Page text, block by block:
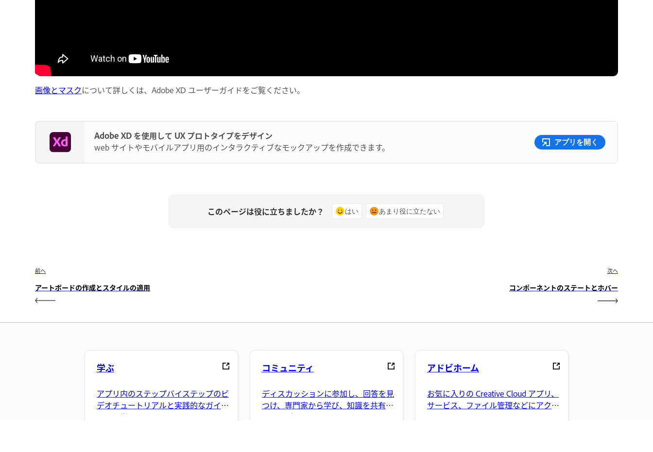
画像とマスクについて詳しくは、Adobe XD ユーザーガイドをご覧ください。
Adobe XD を使用して UX プロトタイプをデザイン
web サイトやモバイルアプリ用のインタラクティブなモックアップを作成できます。
アプリを開く
このページは役に立ちましたか？ はい あまり役に立たない
前へ
アートボードの作成とスタイルの適用
次へ
コンポーネントのステートとホバー
学ぶ
アプリ内のステップバイステップのビ
デオチュートリアルと実践的なガイダ
ンスで学習できます。
コミュニティ
ディスカッションに参加し、回答を見
つけ、専門家から学び、知識を共有す
ることができます。
アドビホーム
お気に入りの Creative Cloud アプリ、
サービス、ファイル管理などにアクセ